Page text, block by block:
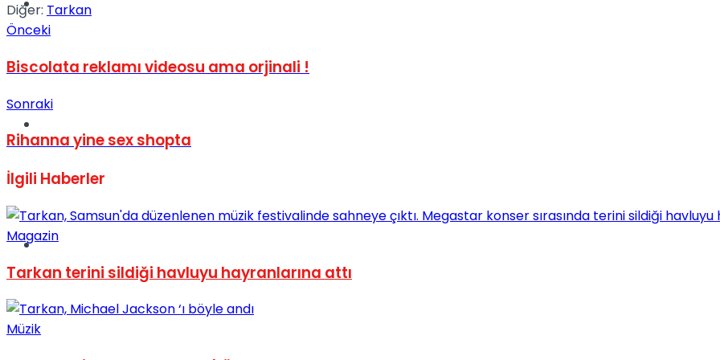
Tatil
Diğer: Tarkan
Önceki
Biscolata reklamı videosu ama orjinali !
Sonraki
Rihanna yine sex shopta
İlgili Haberler
Magazin
Tarkan terini sildiği havluyu hayranlarına attı
Müzik